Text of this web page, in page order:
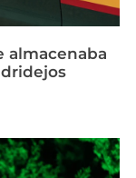
almacenaba